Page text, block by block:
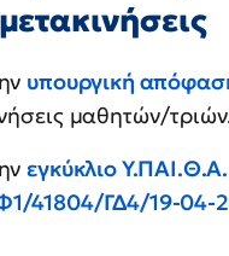
υπουργική
μαθητών/
εγκύκλιο Υ.ΠΑΙ.Θ.Α.
41804/ΓΔ4/19-04-